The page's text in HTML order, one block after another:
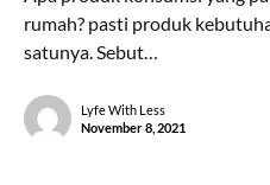
rumah? pasti produk
satunya. Sebut…
Lyfe With Less
November 8, 2021